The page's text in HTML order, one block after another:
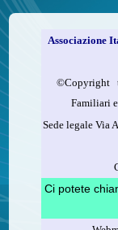
loro familiari che
Compila la
Firma nel
organizzazioni non
Indica nel
97184320584
Associazione
©​Copyright
Familiari
Sede legale Via
Ci potete